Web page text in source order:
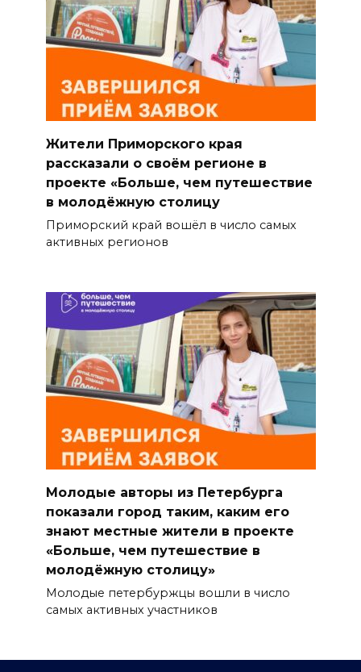
Жители Приморского края
рассказали о своём регионе в
проекте «Больше, чем путешествие
в молодёжную столицу
Приморский край вошёл в число самых
активных регионов
Молодые авторы из Петербурга
показали город таким, каким его
знают местные жители в проекте
«Больше, чем путешествие в
молодёжную столицу»
Молодые петербуржцы вошли в число
самых активных участников